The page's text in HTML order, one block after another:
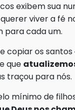
exibem sua
viver a fé
para cada um.
copiar os
que
traçou para nós.
mínimo de